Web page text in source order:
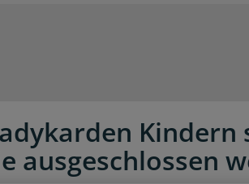
Kindern
ausgeschlossen